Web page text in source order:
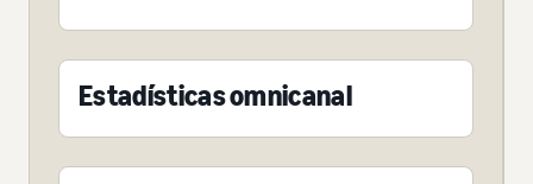
Estadísticas omnicanal